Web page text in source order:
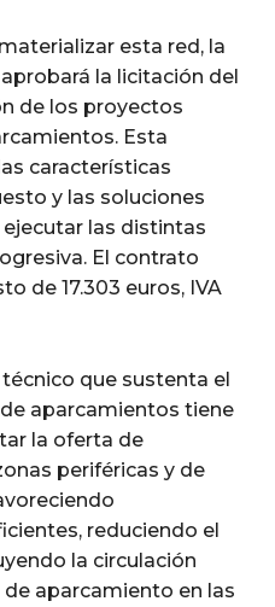
esta red, la
la licitación del
de los proyectos
Esta
características
y las soluciones
las distintas
El contrato
de 17.303 euros, IVA
que sustenta el
aparcamientos tiene
la oferta de
periféricas y de
reduciendo el
la circulación
aparcamiento en las